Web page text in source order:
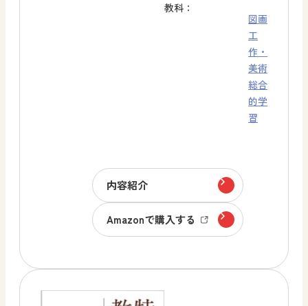
教科：
図画
工
作・
美術
総合
的学
習
内容紹介
Amazonで購入する